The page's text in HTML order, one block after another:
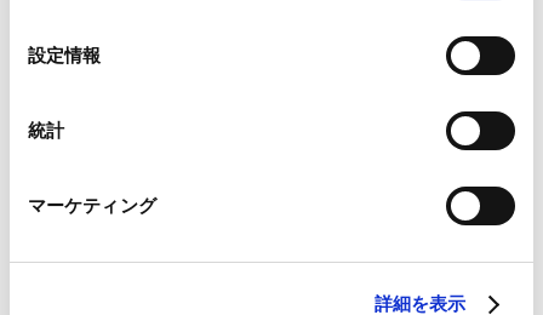
Google Analytics利用規約（
Marketo
外部サイト）
LinkedIn プライバシーポリシー（
HubSpot プライバシーポリシー（外部サイト）
設定情報
統計
マーケティング
詳細を表示
電を行うベンチャーも出てきています。技術的に容易で
はないため採算性は課題ですが、注力している事業者も
います。陸上の適地が限られる中での新たな展開です。
小林 ：
営農型太陽光も事業者から注目されており、技術
開発が進んでいます。業界団体での会合でも度々話題と
して取り上げられていますし、今後は政府の後押しもあ